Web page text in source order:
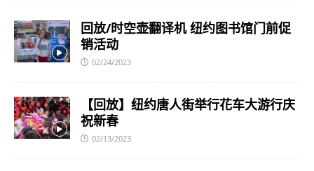
回放/时空壶翻译机 纽约图书馆门前促
销活动
02/24/2023
【回放】纽约唐人街举行花车大游行庆
祝新春
02/13/2023